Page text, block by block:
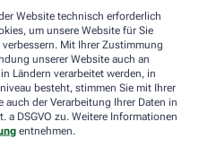
Website technisch erforderlich
um unsere Website für Sie
Mit Ihrer Zustimmung
unserer Website auch an
Ländern verarbeitet werden, in
besteht, stimmen Sie mit Ihrer
der Verarbeitung Ihrer Daten in
a DSGVO zu. Weitere Informationen
entnehmen.
den gesamten kritischen
vom
Nischen bis direkt unter die
werden ohne
Cural®, dem hauchdünnen
dem eine einzige
rein und raus. Fertig.
Wissen – und macht